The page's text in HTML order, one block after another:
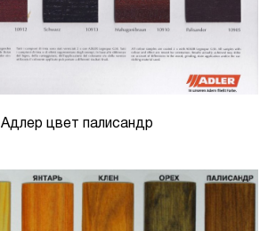
Адлер цвет палисандр